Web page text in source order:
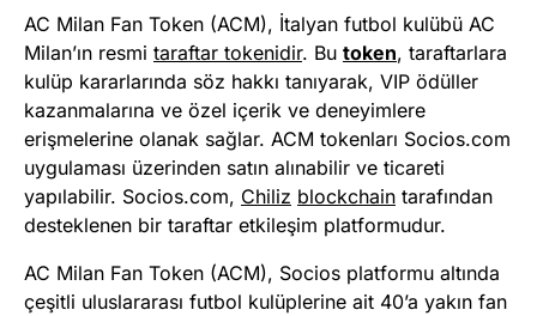
AC Milan Fan Token (ACM), İtalyan futbol kulübü AC
Milan’ın resmi taraftar tokenidir. Bu token, taraftarlara
kulüp kararlarında söz hakkı tanıyarak, VIP ödüller
kazanmalarına ve özel içerik ve deneyimlere
erişmelerine olanak sağlar. ACM tokenları Socios.com
uygulaması üzerinden satın alınabilir ve ticareti
yapılabilir. Socios.com, Chiliz blockchain tarafından
desteklenen bir taraftar etkileşim platformudur​​.
AC Milan Fan Token (ACM), Socios platformu altında
çeşitli uluslararası futbol kulüplerine ait 40’a yakın fan